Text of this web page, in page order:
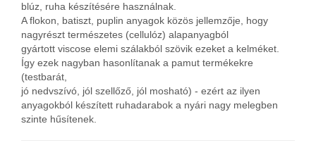
blúz, ruha készítésére használnak.
A flokon, batiszt, puplin anyagok közös jellemzője, hogy
nagyrészt természetes (cellulóz) alapanyagból
gyártott viscose elemi szálakból szövik ezeket a kelméket.
Így ezek nagyban hasonlítanak a pamut termékekre
(testbarát,
jó nedvszívó, jól szellőző, jól mosható) - ezért az ilyen
anyagokból készített ruhadarabok a nyári nagy melegben
szinte hűsítenek.